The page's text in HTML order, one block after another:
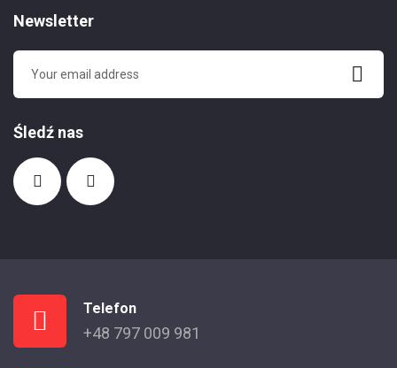
Newsletter
Śledź nas
Telefon
+48 797 009 981